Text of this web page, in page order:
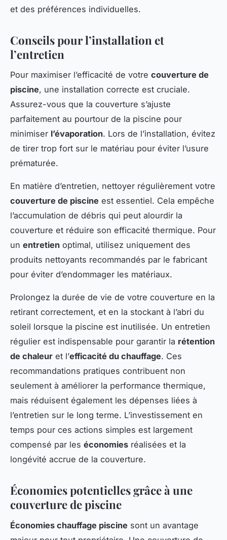
et des préférences individuelles.
Conseils pour l’installation et
l’entretien
Pour maximiser l’efficacité de votre couverture de
piscine, une installation correcte est cruciale.
Assurez-vous que la couverture s’ajuste
parfaitement au pourtour de la piscine pour
minimiser l’évaporation. Lors de l’installation, évitez
de tirer trop fort sur le matériau pour éviter l’usure
prématurée.
En matière d’entretien, nettoyer régulièrement votre
couverture de piscine est essentiel. Cela empêche
l’accumulation de débris qui peut alourdir la
couverture et réduire son efficacité thermique. Pour
un entretien optimal, utilisez uniquement des
produits nettoyants recommandés par le fabricant
pour éviter d’endommager les matériaux.
Prolongez la durée de vie de votre couverture en la
retirant correctement, et en la stockant à l’abri du
soleil lorsque la piscine est inutilisée. Un entretien
régulier est indispensable pour garantir la rétention
de chaleur et l’efficacité du chauffage. Ces
recommandations pratiques contribuent non
seulement à améliorer la performance thermique,
mais réduisent également les dépenses liées à
l’entretien sur le long terme. L’investissement en
temps pour ces actions simples est largement
compensé par les économies réalisées et la
longévité accrue de la couverture.
Économies potentielles grâce à une
couverture de piscine
Économies chauffage piscine sont un avantage